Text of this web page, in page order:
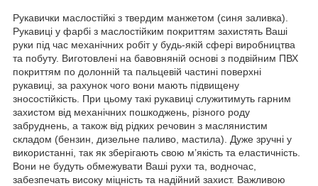
Рукавички маслостійкі з твердим манжетом (синя заливка).
Рукавиці у фарбі з маслостійким покриттям захистять Ваші
руки під час механічних робіт у будь-якій сфері виробництва
та побуту. Виготовлені на бавовняній основі з подвійним ПВХ
покриттям по долонній та пальцевій частині поверхні
рукавиці, за рахунок чого вони мають підвищену
зносостійкість. При цьому такі рукавиці служитимуть гарним
захистом від механічних пошкоджень, різного роду
забруднень, а також від рідких речовин з маслянистим
складом (бензин, дизельне паливо, мастила). Дуже зручні у
використанні, так як зберігають свою м’якість та еластичність.
Вони не будуть обмежувати Ваші рухи та, водночас,
забезпечать високу міцність та надійний захист. Важливою